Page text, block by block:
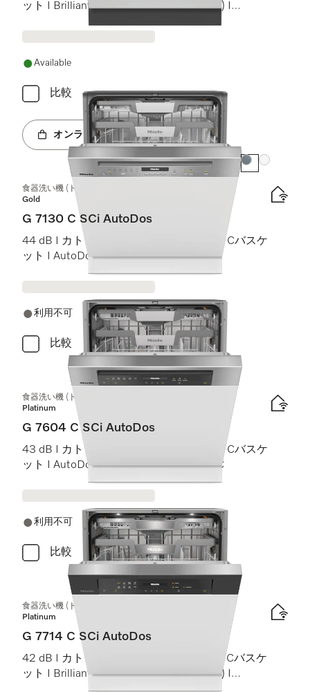
ット I BrilliantLight (ブリリアントライト) I
Available
比較
オンラインショップへ
カラー:カラー:
食器洗い機 (ドア材取付専用タイプ)
Gold
G 7130 C SCi AutoDos
44 dB I カトラリートレイ I ExtraComfort Cバスケ
ット I AutoDos I Miele@home
利用不可
比較
食器洗い機 (ドア材取付専用タイプ)
Platinum
G 7604 C SCi AutoDos
43 dB I カトラリートレイ I ExtraComfort Cバスケ
ット I AutoDos I 高温洗浄・すすぎ 75 °C
利用不可
比較
食器洗い機 (ドア材取付専用タイプ)
Platinum
G 7714 C SCi AutoDos
42 dB I カトラリートレイ I MaxiComfort Cバスケ
ット I BrilliantLight (ブリリアントライト) I